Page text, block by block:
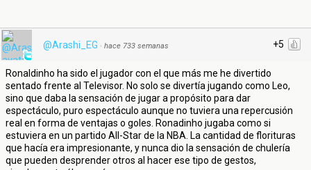
+5
@Arashi_EG · hace 733 semanas
Ronaldinho ha sido el jugador con el que más me he divertido
sentado frente al Televisor. No solo se divertía jugando como Leo,
sino que daba la sensación de jugar a propósito para dar
espectáculo, puro espectáculo aunque no tuviera una repercusión
real en forma de ventajas o goles. Ronadinho jugaba como si
estuviera en un partido All-Star de la NBA. La cantidad de florituras
que hacía era impresionante, y nunca dio la sensación de chulería
que pueden desprender otros al hacer ese tipo de gestos,